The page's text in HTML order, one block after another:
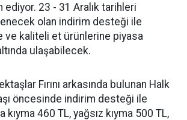
ediyor. 23 - 31 Aralık tarihleri
olan indirim desteği ile
ve kaliteli et ürünlerine piyasa
ulaşabilecek.
Fırını arkasında bulunan Halk
öncesinde indirim desteği ile
kıyma 460 TL, yağsız kıyma 500 TL,